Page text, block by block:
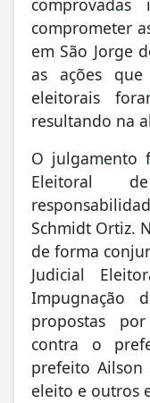
comprovadas
comprometer
em São Jorge
as ações que
eleitorais
resultando na
O julgamento
Eleitoral
Schmidt Ortiz.
de forma
Judicial
Impugnação
propostas
contra o
prefeito Ailson
eleito e outros